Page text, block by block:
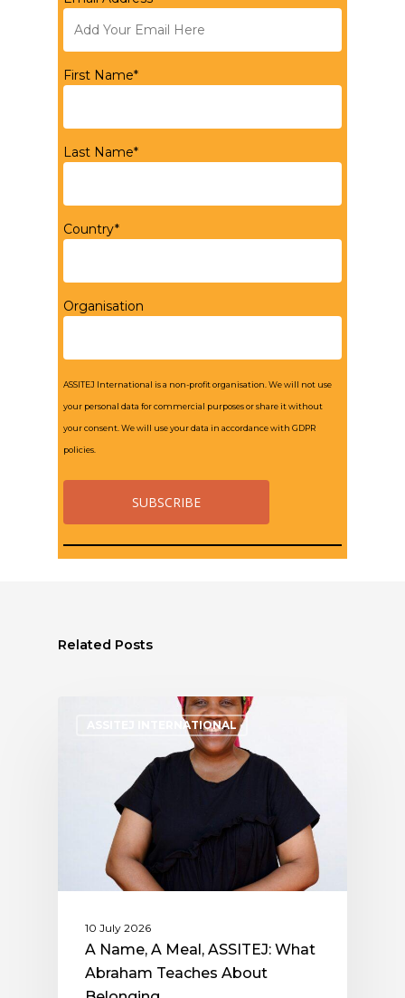
First Name*
Last Name*
Country*
Organisation
ASSITEJ International is a non-profit organisation. We will not use
your personal data for commercial purposes or share it without
your consent. We will use your data in accordance with GDPR
policies.
Related Posts
ASSITEJ INTERNATIONAL
10 July 2026
A Name, A Meal, ASSITEJ: What
Abraham Teaches About